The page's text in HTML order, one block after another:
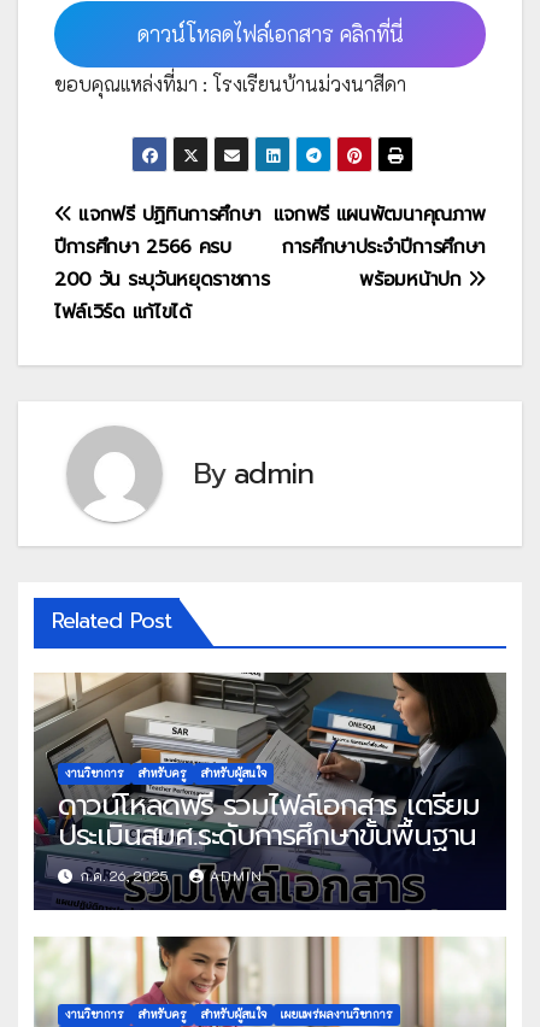
ดาวน์โหลดไฟล์เอกสาร คลิกที่นี่
ขอบคุณแหล่งที่มา : โรงเรียนบ้านม่วงนาสีดา
แนะแนว
เรื่อง
แจกฟรี แผนพัฒนาคุณภาพ
การศึกษาประจำปีการศึกษา
พร้อมหน้าปก
แจกฟรี ปฏิทินการศึกษา
ปีการศึกษา 2566 ครบ
200 วัน ระบุวันหยุดราชการ
ไฟล์เวิร์ด แก้ไขได้
Byadmin
Related Post
งานวิชาการ สำหรับครู สำหรับผู้สนใจ
ดาวน์โหลดฟรี รวมไฟล์เอกสาร เตรียม
ประเมินสมศ.ระดับการศึกษาขั้นพื้นฐาน
ก.ค. 26, 2025 ADMIN
งานวิชาการ สำหรับครู สำหรับผู้สนใจ
เผยแพร่ผลงานวิชาการ